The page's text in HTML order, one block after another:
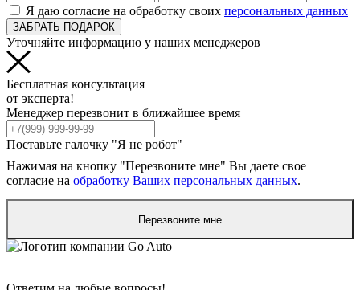
Я даю согласие на обработку своих персональных данных
ЗАБРАТЬ ПОДАРОК
Уточняйте информацию у наших менеджеров
Бесплатная консультация
от эксперта!
Менеджер перезвонит в ближайшее время
Поставьте галочку "Я не робот"
Нажимая на кнопку "Перезвоните мне" Вы даете свое
согласие на обработку Ваших персональных данных.
Перезвоните мне